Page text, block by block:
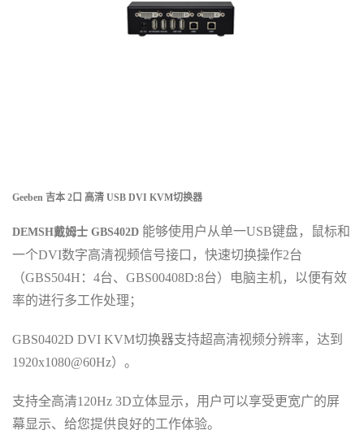
Geeben 吉本 2口 高清 USB DVI KVM切换器
DEMSH戴姆士 GBS402D 能够使用户从单一USB键盘，
鼠标和
一个DVI数字高清视频信号接口 ， 快速切换操作2台
（GBS504H：4台、 GBS00408D:8台） 电脑主机， 以便有效
率的进行多工作处理 ；
GBS0402D DVI KVM切换器支持超高清视频分辨率，达到
1920x1080@60Hz） 。
支持全高清120Hz 3D立体显示 ， 用户可以享受更宽广的屏
幕显示、 给您提供良好的工作体验。